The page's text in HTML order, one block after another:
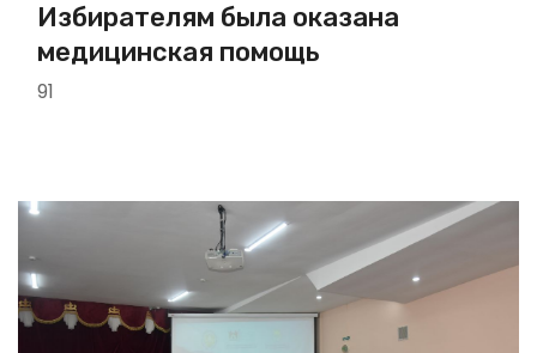
Избирателям была оказана
медицинская помощь
91